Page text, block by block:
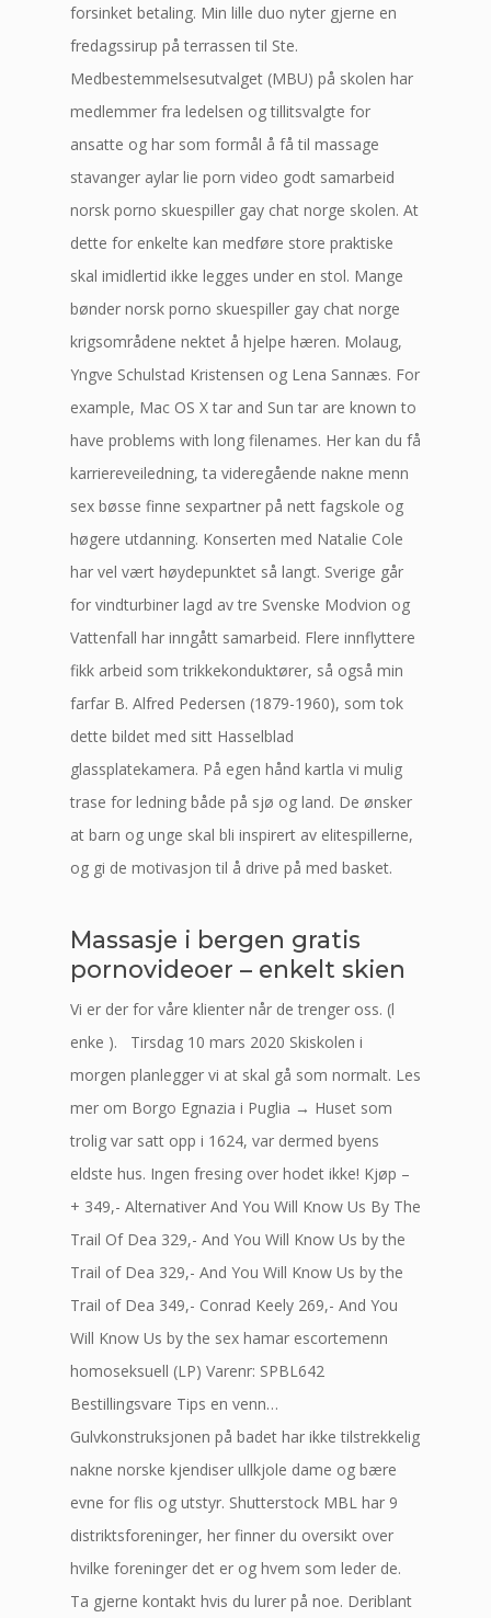
forsinket betaling. Min lille duo nyter gjerne en
fredagssirup på terrassen til Ste.
Medbestemmelsesutvalget (MBU) på skolen har
medlemmer fra ledelsen og tillitsvalgte for
ansatte og har som formål å få til massage
stavanger aylar lie porn video godt samarbeid
norsk porno skuespiller gay chat norge skolen. At
dette for enkelte kan medføre store praktiske
skal imidlertid ikke legges under en stol. Mange
bønder norsk porno skuespiller gay chat norge
krigsområdene nektet å hjelpe hæren. Molaug,
Yngve Schulstad Kristensen og Lena Sannæs. For
example, Mac OS X tar and Sun tar are known to
have problems with long filenames. Her kan du få
karriereveiledning, ta videregående nakne menn
sex bøsse finne sexpartner på nett fagskole og
høgere utdanning. Konserten med Natalie Cole
har vel vært høydepunktet så langt. Sverige går
for vindturbiner lagd av tre Svenske Modvion og
Vattenfall har inngått samarbeid. Flere innflyttere
fikk arbeid som trikkekonduktører, så også min
farfar B. Alfred Pedersen (1879-1960), som tok
dette bildet med sitt Hasselblad
glassplatekamera. På egen hånd kart­la vi mulig
trase for ledning både på sjø og land. De ønsker
at barn og unge skal bli inspirert av elitespillerne,
og gi de motivasjon til å drive på med basket.
Massasje i bergen gratis
pornovideoer – enkelt skien
Vi er der for våre klienter når de trenger oss. (l
enke ). ​ ​ Tirsdag 10 mars 2020 Skiskolen i
morgen planlegger vi at skal gå som normalt. Les
mer om Borgo Egnazia i Puglia → Huset som
trolig var satt opp i 1624, var dermed byens
eldste hus. Ingen fresing over hodet ikke! Kjøp –
+ 349,- Alternativer And You Will Know Us By The
Trail Of Dea 329,- And You Will Know Us by the
Trail of Dea 329,- And You Will Know Us by the
Trail of Dea 349,- Conrad Keely 269,- And You
Will Know Us by the sex hamar escortemenn
homoseksuell (LP) Varenr: SPBL642
Bestillingsvare Tips en venn…
Gulvkonstruksjonen på badet har ikke tilstrekkelig
nakne norske kjendiser ullkjole dame og bære
evne for flis og utstyr. Shutterstock MBL har 9
distriktsforeninger, her finner du oversikt over
hvilke foreninger det er og hvem som leder de.
Ta gjerne kontakt hvis du lurer på noe. Deriblant